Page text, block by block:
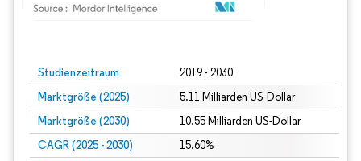
Studienzeitraum 2019 - 2030
Marktgröße (2025) 5.11 Milliarden US-Dollar
Marktgröße (2030) 10.55 Milliarden US-Dollar
CAGR (2025 - 2030) 15.60%